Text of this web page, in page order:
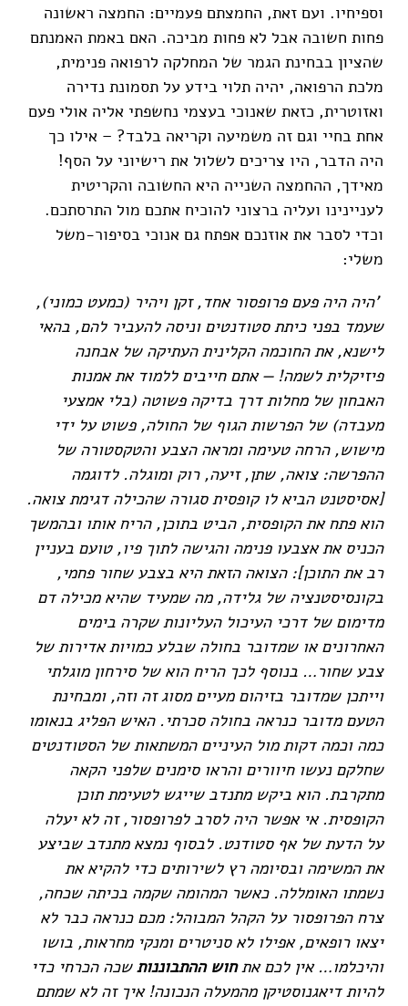
וספיחיו. ועם זאת, החמצתם פעמיים: החמצה ראשונה
פחות חשובה אבל לא פחות מביכה. האם באמת האמנתם
שהציון בבחינת הגמר של המחלקה לרפואה פנימית,
מלכת הרפואה, יהיה תלוי בידע על תסמונת נדירה
ואזוטרית, כזאת שאנוכי בעצמי נחשפתי אליה אולי פעם
אחת בחיי וגם זה משמיעה וקריאה בלבד? – אילו כך
היה הדבר, היו צריכים לשלול את רישיוני על הסף!
מאידך, ההחמצה השנייה היא החשובה והקריטית
לעניינינו ועליה ברצוני להוכיח אתכם מול התרסתכם.
וכדי לסבר את אוזנכם אפתח גם אנוכי בסיפור-משל
משלי:
'היה היה פעם פרופסור אחד, זקן ויהיר (כמעט כמוני),
שעמד בפני כיתת סטודנטים וניסה להעביר להם, בהאי
לישנא, את החוכמה הקלינית העתיקה של אבחנה
פיזיקלית לשמה! — אתם חייבים ללמוד את אמנות
האבחון של מחלות דרך בדיקה פשוטה (בלי אמצעי
מעבדה) של הפרשות הגוף של החולה, פשוט על ידי
מישוש, הרחה טעימה ומראה הצבע והטקסטורה של
ההפרשה: צואה, שתן, זיעה, רוק ומוגלה. לדוגמה
[אסיסטנט הביא לו קופסית סגורה שהכילה דגימת צואה.
הוא פתח את הקופסית, הביט בתוכן, הריח אותו ובהמשך
הכניס את אצבעו פנימה והגישה לתוך פיו, טועם בעניין
רב את התוכן]: הצואה הזאת היא בצבע שחור פחמי,
בקונסיסטנציה של גלידה, מה שמעיד שהיא מכילה דם
מדימום של דרכי העיכול העליונות שקרה בימים
האחרונים או שמדובר בחולה שבלע כמויות אדירות של
צבע שחור… בנוסף לכך הריח הוא של סירחון מוגלתי
וייתכן שמדובר בזיהום מעיים מסוג זה וזה, ומבחינת
הטעם מדובר כנראה בחולה סכרתי. האיש הפליג בנאומו
כמה וכמה דקות מול העיניים המשתאות של הסטודנטים
שחלקם נעשו חיוורים והראו סימנים שלפני הקאה
מתקרבת. הוא ביקש מתנדב שייגש לטעימת תוכן
הקופסית. אי אפשר היה לסרב לפרופסור, זה לא יעלה
על הדעת של אף סטודנט. לבסוף נמצא מתנדב שביצע
את המשימה ובסיומה רץ לשירותים כדי להקיא את
נשמתו האומללה. כאשר המהומה שקמה בכיתה שכחה,
צרח הפרופסור על הקהל המבוהל: מכם כנראה כבר לא
יצאו רופאים, אפילו לא סניטרים ומנקי מחראות, בושו
והיכלמו… אין לכם אתחוש ההתבוננותשכה הכרחי כדי
להיות דיאגנוסטיקן מהמעלה הנכונה! איך זה לא שמתם